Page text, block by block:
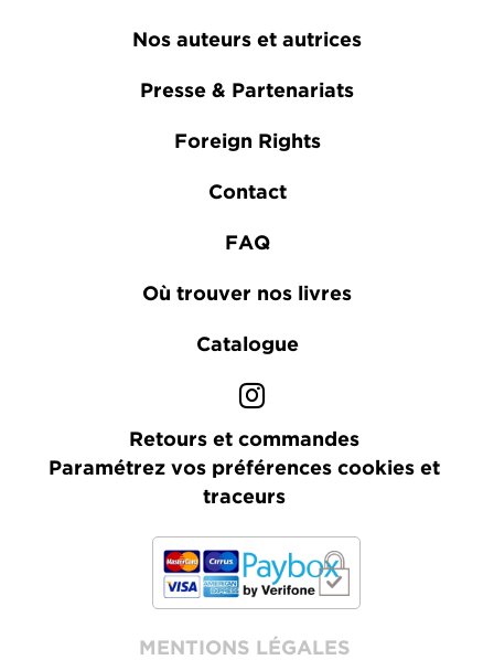
Nos auteurs et autrices
Presse & Partenariats
Foreign Rights
Contact
FAQ
Où trouver nos livres
Catalogue
Retours et commandes
Paramétrez vos préférences cookies et
traceurs
MENTIONS LÉGALES